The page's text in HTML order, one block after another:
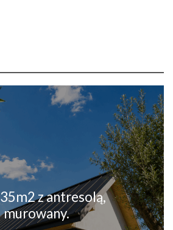
z antresolą,
murowany.